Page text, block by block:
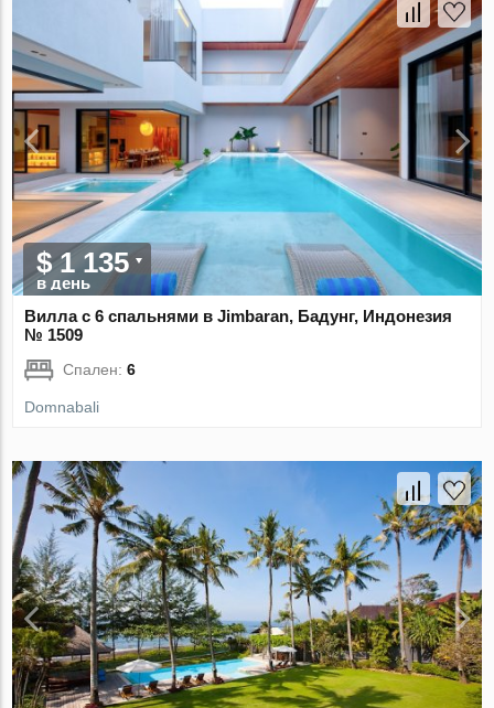
$ 1 135
в день
Вилла с 6 спальнями в Jimbaran, Бадунг, Индонезия
№ 1509
Спален:6
Domnabali